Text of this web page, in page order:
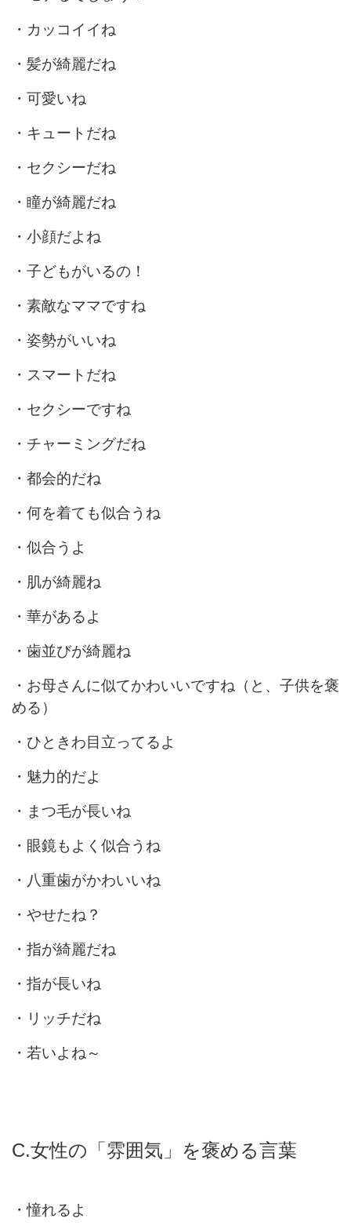
・カッコイイね
・髪が綺麗だね
・可愛いね
・キュートだね
・セクシーだね
・瞳が綺麗だね
・小顔だよね
・子どもがいるの！
・素敵なママですね
・姿勢がいいね
・スマートだね
・セクシーですね
・チャーミングだね
・都会的だね
・何を着ても似合うね
・似合うよ
・肌が綺麗ね
・華があるよ
・歯並びが綺麗ね
・お母さんに似てかわいいですね（と、子供を褒
める）
・ひときわ目立ってるよ
・魅力的だよ
・まつ毛が長いね
・眼鏡もよく似合うね
・八重歯がかわいいね
・やせたね？
・指が綺麗だね
・指が長いね
・リッチだね
・若いよね～
C.女性の「雰囲気」を褒める言葉
・憧れるよ